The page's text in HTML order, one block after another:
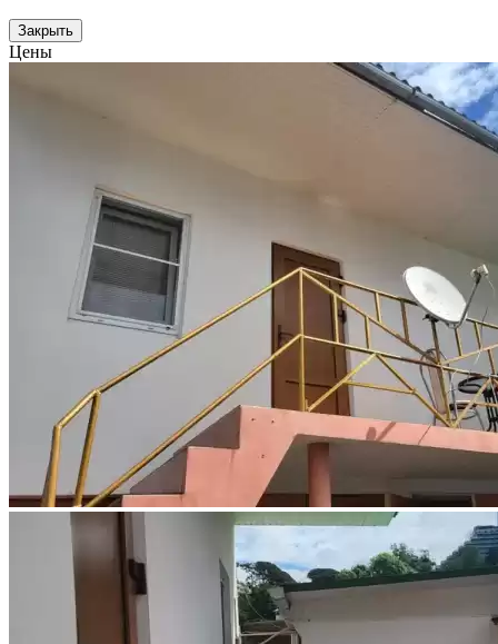
Закрыть
Цены